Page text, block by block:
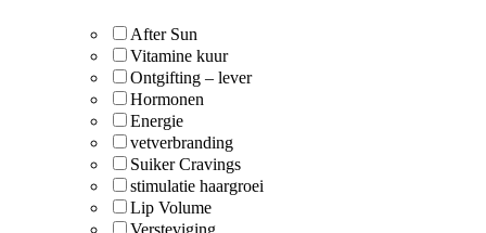
After Sun
Vitamine kuur
Ontgifting – lever
Hormonen
Energie
vetverbranding
Suiker Cravings
stimulatie haargroei
Lip Volume
Versteviging